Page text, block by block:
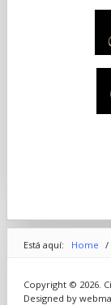
Está aquí: Home /
Copyright © 2026.
Designed by